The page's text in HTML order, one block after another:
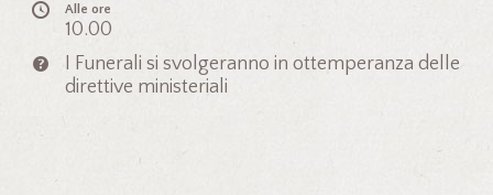
Alle ore
10.00
I Funerali si svolgeranno in ottemperanza delle
direttive ministeriali